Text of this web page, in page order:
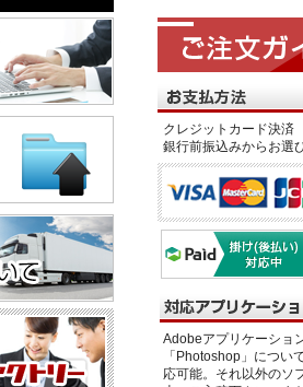
クレジットカード決
銀行前振込みからお選
Adobeアプリケーショ
「Photoshop」につい
応可能。それ以外のソ